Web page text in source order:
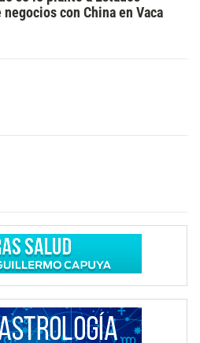
negocios con China en Vaca